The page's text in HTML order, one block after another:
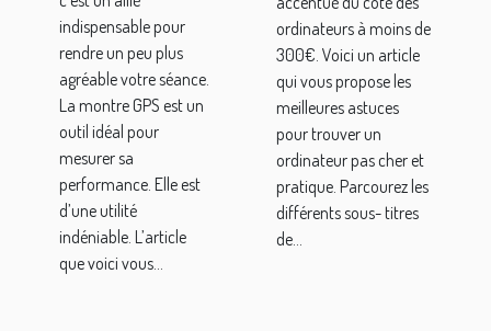
indispensable pour
rendre un peu plus
agréable votre séance.
La montre GPS est un
outil idéal pour
mesurer sa
performance. Elle est
d’une utilité
indéniable. L’article
que voici vous...
ordinateurs à moins de
300€. Voici un article
qui vous propose les
meilleures astuces
pour trouver un
ordinateur pas cher et
pratique. Parcourez les
différents sous- titres
de...